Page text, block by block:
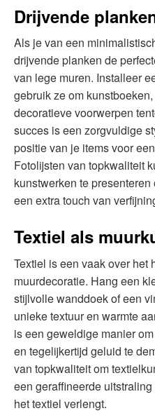
Drijvende
Als je van een
drijvende planken de
van lege muren. Installeer
gebruik ze om
decoratieve voorwerpen
succes is een zorgvuldige
positie van je items voor
Fotolijsten van topkwaliteit
kunstwerken te
een extra touch van
Textiel als
Textiel is een vaak over het
muurdecoratie. Hang een
stijlvolle wanddoek of een
unieke textuur en warmte
is een geweldige manier
en tegelijkertijd geluid te
van topkwaliteit om
een geraffineerde
het textiel verlengt.